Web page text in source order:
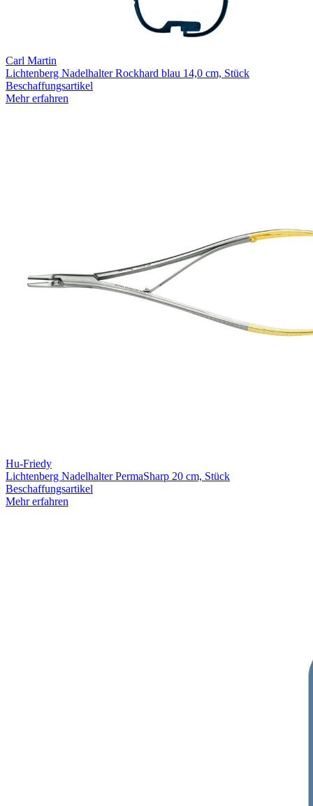
Carl Martin
Lichtenberg Nadelhalter Rockhard blau 14,0 cm, Stück
Beschaffungsartikel
Mehr erfahren
Hu-Friedy
Lichtenberg Nadelhalter PermaSharp 20 cm, Stück
Beschaffungsartikel
Mehr erfahren